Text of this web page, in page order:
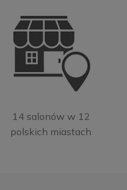
14 salonów w 12
polskich miastach